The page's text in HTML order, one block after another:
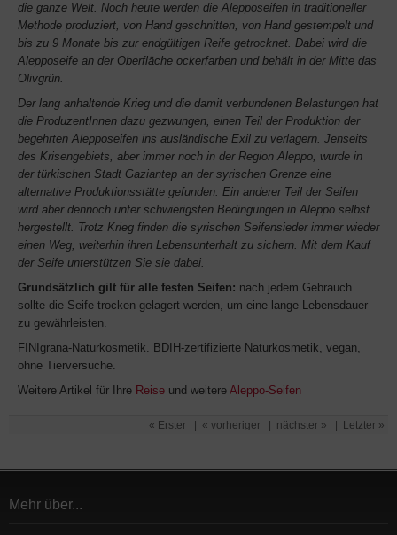
die ganze Welt. Noch heute werden die Alepposeifen in traditioneller
Methode produziert, von Hand geschnitten, von Hand gestempelt und
bis zu 9 Monate bis zur endgültigen Reife getrocknet. Dabei wird die
Alepposeife an der Oberfläche ockerfarben und behält in der Mitte das
Olivgrün.
Der lang anhaltende Krieg und die damit verbundenen Belastungen hat
die ProduzentInnen dazu gezwungen, einen Teil der Produktion der
begehrten Alepposeifen ins ausländische Exil zu verlagern. Jenseits
des Krisengebiets, aber immer noch in der Region Aleppo, wurde in
der türkischen Stadt Gaziantep an der syrischen Grenze eine
alternative Produktionsstätte gefunden. Ein anderer Teil der Seifen
wird aber dennoch unter schwierigsten Bedingungen in Aleppo selbst
hergestellt. Trotz Krieg finden die syrischen Seifensieder immer wieder
einen Weg, weiterhin ihren Lebensunterhalt zu sichern. Mit dem Kauf
der Seife unterstützen Sie sie dabei.
Grundsätzlich gilt für alle festen Seifen: nach jedem Gebrauch
sollte die Seife trocken gelagert werden, um eine lange Lebensdauer
zu gewährleisten.
FINIgrana-Naturkosmetik. BDIH-zertifizierte Naturkosmetik, vegan,
ohne Tierversuche.
Weitere Artikel für Ihre Reise und weitere Aleppo-Seifen
« Erster « vorheriger nächster » Letzter »
Mehr über...